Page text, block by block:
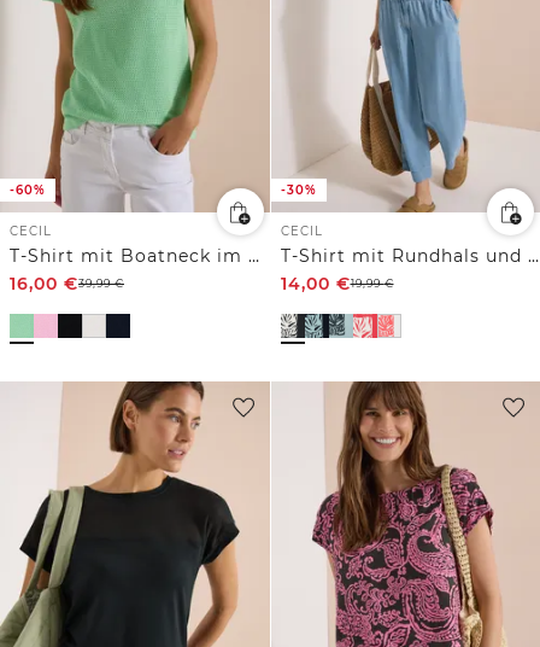
-60%
CECIL
T-Shirt mit Boatneck im Ajour-Look
16,00 €39,99€
-30%
CECIL
T-Shirt mit Rundhals und Frontprint
14,00 €19,99€